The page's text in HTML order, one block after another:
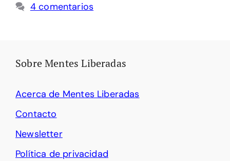
4 comentarios
Sobre Mentes Liberadas
Acerca de Mentes Liberadas
Contacto
Newsletter
Política de privacidad